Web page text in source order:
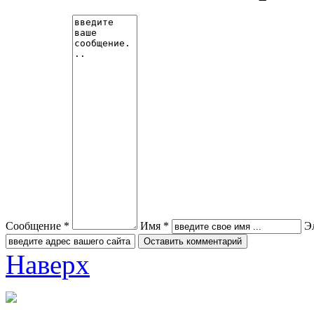
Сообщение * Имя *
Наверх